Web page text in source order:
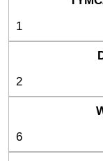
1
2
6